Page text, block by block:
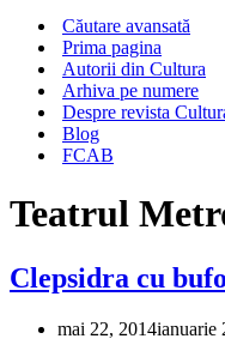
Căutare avansată
Prima pagina
Autorii din Cultura
Arhiva pe numere
Despre revista
Blog
FCAB
Teatrul
Clepsidra cu
mai 22, 2014ianuarie